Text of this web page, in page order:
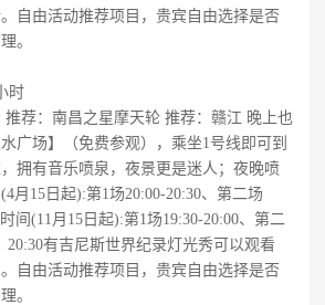
自由活动推荐项目，贵宾自由选择是否
。
时
推荐：南昌之星摩天轮 推荐：赣江 晚上也
广场】（免费参观），乘坐1号线即可到
拥有音乐喷泉，夜景更是迷人；夜晚喷
月15日起):第1场20:00-20:30、第二场
间(11月15日起):第1场19:30-20:00、第二
20:30有吉尼斯世界纪录灯光秀可以观看
。自由活动推荐项目，贵宾自由选择是否
。